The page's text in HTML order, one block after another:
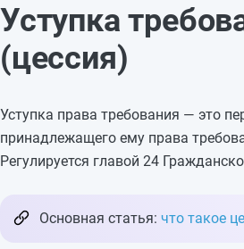
Уступка
(цессия)
Уступка права требования — это
принадлежащего ему права
Регулируется главой 24
Основная статья: что такое